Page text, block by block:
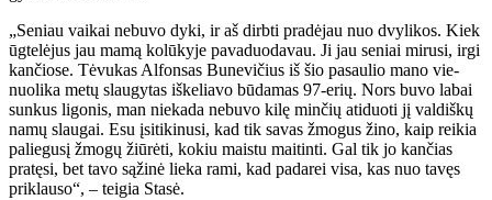
„Se­niau vai­kai ne­bu­vo dy­ki, ir aš dirb­ti pra­dė­jau nuo dvy­li­kos. Kiek
ūg­te­lė­jus jau ma­mą ko­lū­ky­je pa­va­duo­da­vau. Ji jau se­niai mi­ru­si, ir­gi
kan­čio­se. Tė­vu­kas Al­fon­sas Bu­ne­vi­čius iš šio pa­sau­lio ma­no vie­
nuo­li­ka me­tų slau­gy­tas iš­ke­lia­vo bū­da­mas 97-erių. Nors bu­vo la­bai
sun­kus li­go­nis, man nie­ka­da ne­bu­vo ki­lę min­čių ati­duo­ti jį val­diš­kų
na­mų slau­gai. Esu įsi­ti­ki­nu­si, kad tik sa­vas žmo­gus ži­no, kaip rei­kia
pa­lie­gu­sį žmo­gų žiū­rė­ti, ko­kiu mais­tu mai­tin­ti. Gal tik jo kan­čias
pra­tę­si, bet ta­vo są­ži­nė lie­ka ra­mi, kad pa­da­rei vi­sa, kas nuo ta­vęs
pri­klau­so“, – tei­gia Sta­sė.